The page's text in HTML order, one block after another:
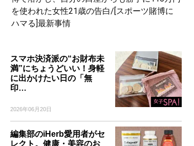
を使われた女性21歳の告白/[スポーツ賭博に
ハマる]最新事情
スマホ決済派の“お財布未
満”にちょうどいい！身軽
に出かけたい日の「無
印…
2026年06月20日
編集部のiHerb愛用者がセ
レクト。健康・美容のお